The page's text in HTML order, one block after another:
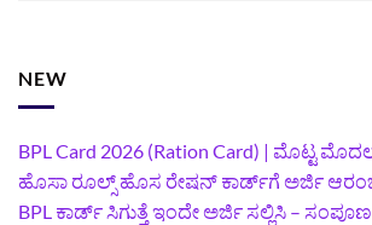
NEW
BPL Card 2026 (Ration Card) | ಮೊಟ್ಟ
ಹೊಸಾ ರೂಲ್ಸ್ ಹೊಸ ರೇಷನ್ ಕಾರ್ಡ್‌ಗೆ ಅರ್ಜಿ
BPL ಕಾರ್ಡ್ ಸಿಗುತ್ತೆ ಇಂದೇ ಅರ್ಜಿ ಸಲ್ಲಿಸಿ –